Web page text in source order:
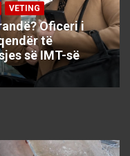
VETING
Oficeri i
të
së IMT-së